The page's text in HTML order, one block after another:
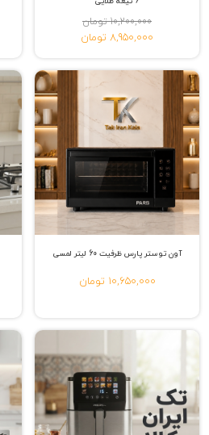
10,200,000 تومان
8,950,000 تومان
آون توستر پارس ظرفیت 60 لیتر لمسی
10,650,000 تومان